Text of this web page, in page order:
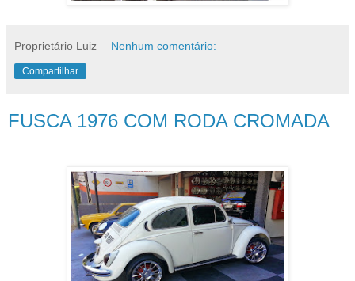
Proprietário Luiz Nenhum comentário:
Compartilhar
FUSCA 1976 COM RODA CROMADA